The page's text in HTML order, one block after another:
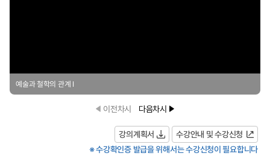
예술과 철학의 관계 Ⅰ
이전차시 다음차시
강의계획서
수강안내 및 수강신청
※ 수강확인증 발급을 위해서는 수강신청이 필요합니다